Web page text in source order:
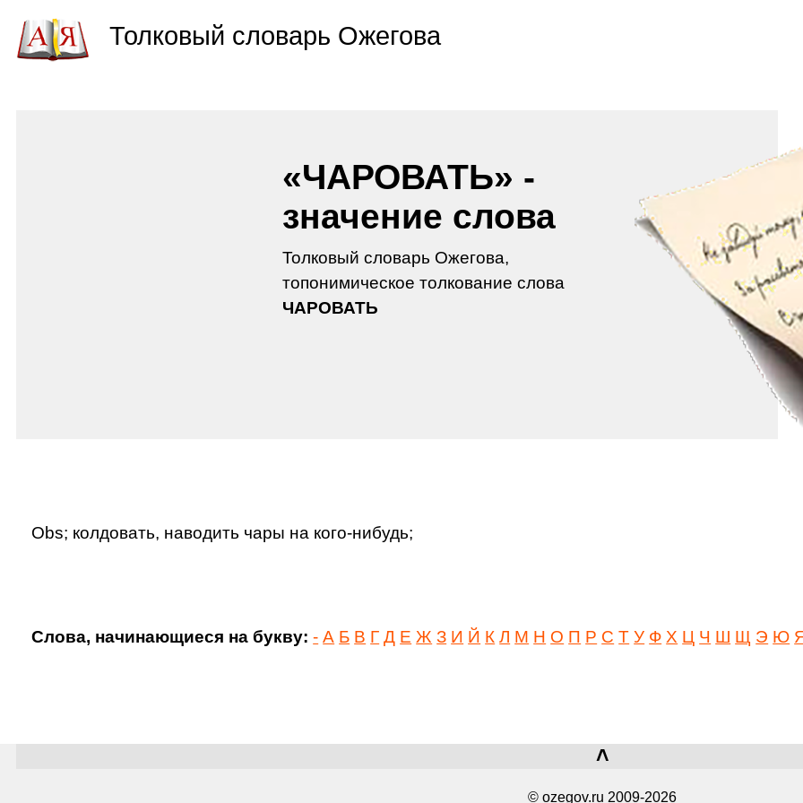
«ЧАРОВАТЬ» -
значение слова
Толковый словарь Ожегова,
топонимическое толкование слова
ЧАРОВАТЬ
Obs; колдовать, наводить чары на кого-нибудь;
Слова, начинающиеся на букву: - А Б В Г Д Е Ж З И Й К Л М Н О П Р С Т У Ф Х Ц Ч Ш Щ Э Ю
˄
© ozegov.ru 2009-2026
Толковый словарь Ожегова